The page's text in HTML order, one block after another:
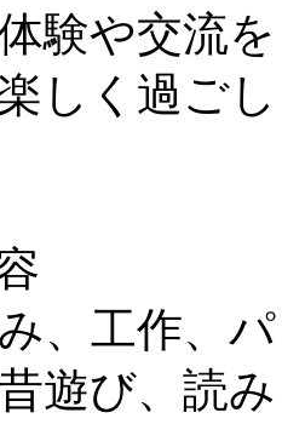
験や交流を
しく過ごし
、工作、パ
遊び、読み